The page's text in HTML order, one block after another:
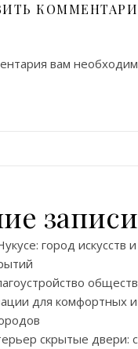
вам
записи
город искусств и
для комфортных и
скрытые двери: